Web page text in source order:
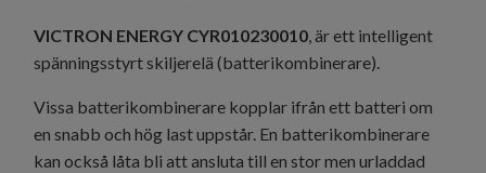
VICTRON ENERGY CYR010230010, är ett intelligent
spänningsstyrt skiljerelä (batterikombinerare).
Vissa batterikombinerare kopplar ifrån ett batteri om
en snabb och hög last uppstår. En batterikombinerare
kan också låta bli att ansluta till en stor men urladdad